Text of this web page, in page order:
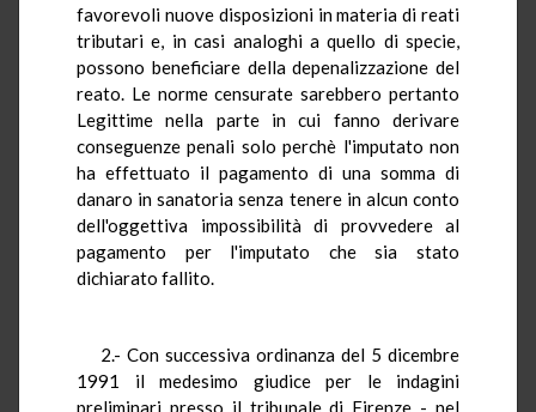
favorevoli nuove disposizioni in materia di reati
tributari e, in casi analoghi a quello di specie,
possono beneficiare della depenalizzazione del
reato. Le norme censurate sarebbero pertanto
Legittime nella parte in cui fanno derivare
conseguenze penali solo perchè l'imputato non
ha effettuato il pagamento di una somma di
danaro in sanatoria senza tenere in alcun conto
dell'oggettiva impossibilità di provvedere al
pagamento per l'imputato che sia stato
dichiarato fallito.
2.- Con successiva ordinanza del 5 dicembre
1991 il medesimo giudice per le indagini
preliminari presso il tribunale di Firenze - nel